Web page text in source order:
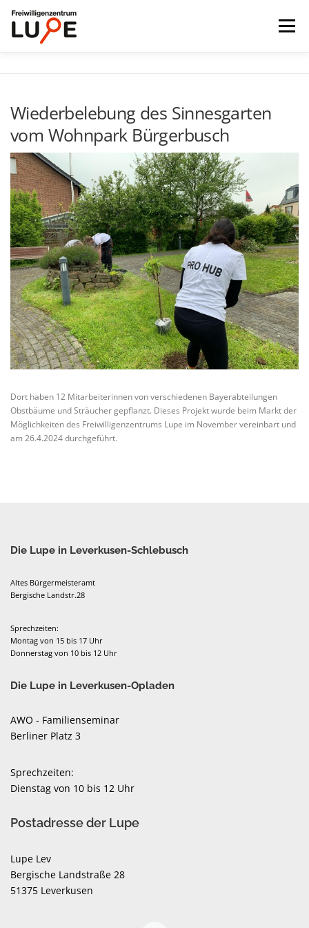
Inhalt
springen
Menü
FÜR ORGANISATIONEN UNTERNEHMEN
AKTUELLES DIE LUPE
Wiederbelebung des Sinnesgarten
vom Wohnpark Bürgerbusch
Dort haben 12 Mitarbeiterinnen von verschiedenen Bayerabteilungen
Obstbäume und Sträucher gepflanzt. Dieses Projekt wurde beim Markt der
Möglichkeiten des Freiwilligenzentrums Lupe im November vereinbart und
am 26.4.2024 durchgeführt.
Die Lupe in Leverkusen-Schlebusch
Altes Bürgermeisteramt
Bergische Landstr.28
Sprechzeiten:
Montag von 15 bis 17 Uhr
Donnerstag von 10 bis 12 Uhr
Die Lupe in Leverkusen-Opladen
AWO - Familienseminar
Berliner Platz 3
Sprechzeiten:
Dienstag von 10 bis 12 Uhr
Postadresse der Lupe
Lupe Lev
Bergische Landstraße 28
51375 Leverkusen